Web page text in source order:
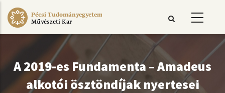
Ugrás
Pécsi Tudományegyetem
Művészeti Kar
A 2019-es Fundamenta – Amadeus
alkotói ösztöndíjak nyertesei